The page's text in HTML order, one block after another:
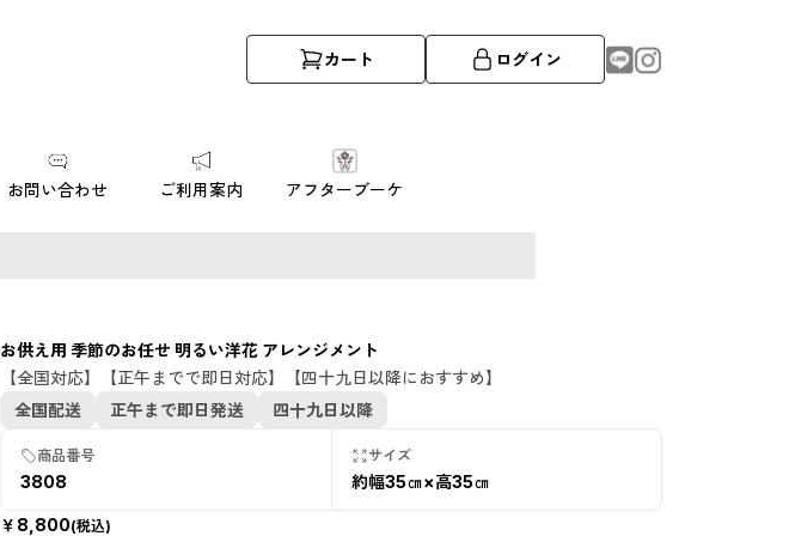
カート ログイン
お問い合わせ ご利用案内 アフターブーケ
お供え用 季節のお任せ 明るい洋花 アレンジメント
【全国対応】【正午までで即日対応】【四十九日以降におすすめ】
全国配送
正午まで即日発送 四十九日以降
商品番号
3808
サイズ
約幅35㎝×高35㎝
￥ 8,800(税込)